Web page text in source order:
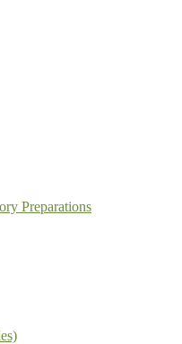
Preparations